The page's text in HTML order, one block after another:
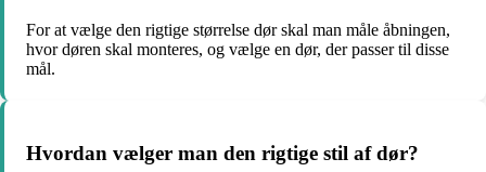
For at vælge den rigtige størrelse dør skal man måle åbningen,
hvor døren skal monteres, og vælge en dør, der passer til disse
mål.
Hvordan vælger man den rigtige stil af dør?